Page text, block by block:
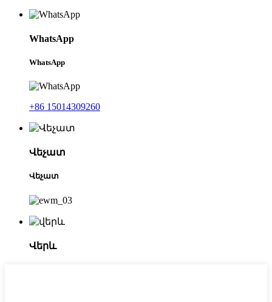
WhatsApp
WhatsApp
+86 15014309260
Վեչատ
Վեչատ
Վերև